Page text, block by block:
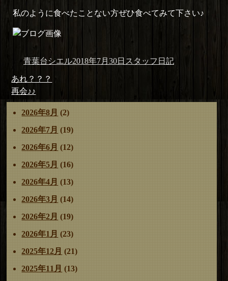
私のように食べたことない方ぜひ食べてみて下さい♪
投
者
青葉台シエル投
2018年7月30日 カ
スタッフ日記
投
稿
ナ
ビ
ゲ
シ
ョ
前
の
投
稿:
あれ？？？
次
の
投
稿:
再会♪♪
2026年8月 (2)
2026年7月 (19)
2026年6月 (12)
2026年5月 (16)
2026年4月 (13)
2026年3月 (14)
2026年2月 (19)
2026年1月 (23)
2025年12月 (21)
2025年11月 (13)